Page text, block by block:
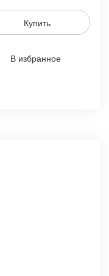
Купить
В избранное